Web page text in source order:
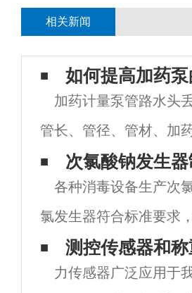
相关新闻
如何提高加药
加药计量泵管路水头
管长、管径、管材、加
及加药计量泵管路的装
管路功率，可采纳如
次氯酸钠发生
各种消毒设备生产次
氯发生器符合标准要求
量可靠，满意度高。制
生器方法：l生活饮用水
测控传感器和
力传感器广泛应用于